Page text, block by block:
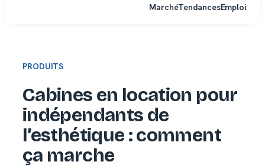
MarchéTendancesEmploi
PRODUITS
Cabines en location pour
indépendants de
l’esthétique : comment
ça marche